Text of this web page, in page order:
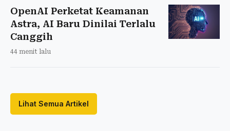
OpenAI Perketat Keamanan
Astra, AI Baru Dinilai Terlalu
Canggih
44 menit lalu
Lihat Semua Artikel